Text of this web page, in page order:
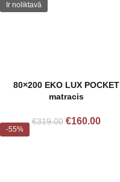
Ir noliktavā
80×200 EKO LUX POCKET
matracis
€319.00 €160.00
-55%